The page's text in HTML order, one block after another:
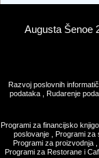
Augusta Šenoe
Razvoj poslovnih
podataka , Rudarenje
Programi za financijsko
poslovanje , Programi za
Programi za proizvodnja
Programi za Restorane i